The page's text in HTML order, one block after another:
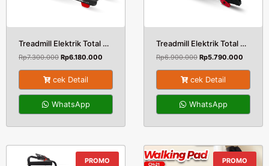
Treadmill Elektrik Total Tl-777 RUNFOLD
Rp7.300.000 Rp6.180.000
cek Detail
WhatsApp
Treadmill Elektrik Total Tl-299
Rp6.900.000 Rp5.790.000
cek Detail
WhatsApp
PROMO PROMO